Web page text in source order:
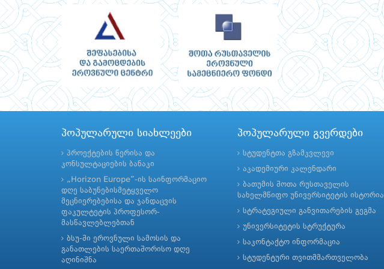
პოპულარული სიახლეები
პროექტების წერისა და
კონსულტაციების ბანაკი
„Horizon Europe”-ის საინფორმაციო
დღე საბუნებისმეტყველო
მეცნიერებებისა და ჯანდაცვის
ფაკულტეტის პროფესორ-
მასწავლებლებთან
ბსუ-ში ეროვნული სამოსის და
განათლების საერთაშორისო დღე
აღინიშნა
პოპულარული გვერდები
სტუდენტთა გზამკვლევი
აკადემიური კალენდარი
ბათუმის შოთა რუსთაველის
სახელმწიფო უნივერსიტეტის ისტორია
სტრატეგიული განვითარების გეგმა
უნივერსიტეტის სტრუქტურა
საკონტაქტო ინფორმაცია
სტუდენტური თვითმმართველობა